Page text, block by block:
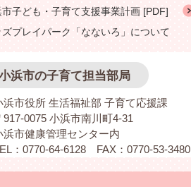
市子ども・子育て支援事業計画 [PDF]
ズプレイパーク「なないろ」について
浜市の子育て担当部局
浜市役所 生活福祉部 子育て応援課
917-0075 小浜市南川町4-31
浜市健康管理センター内
：0770-64-6128 FAX：0770-53-3480